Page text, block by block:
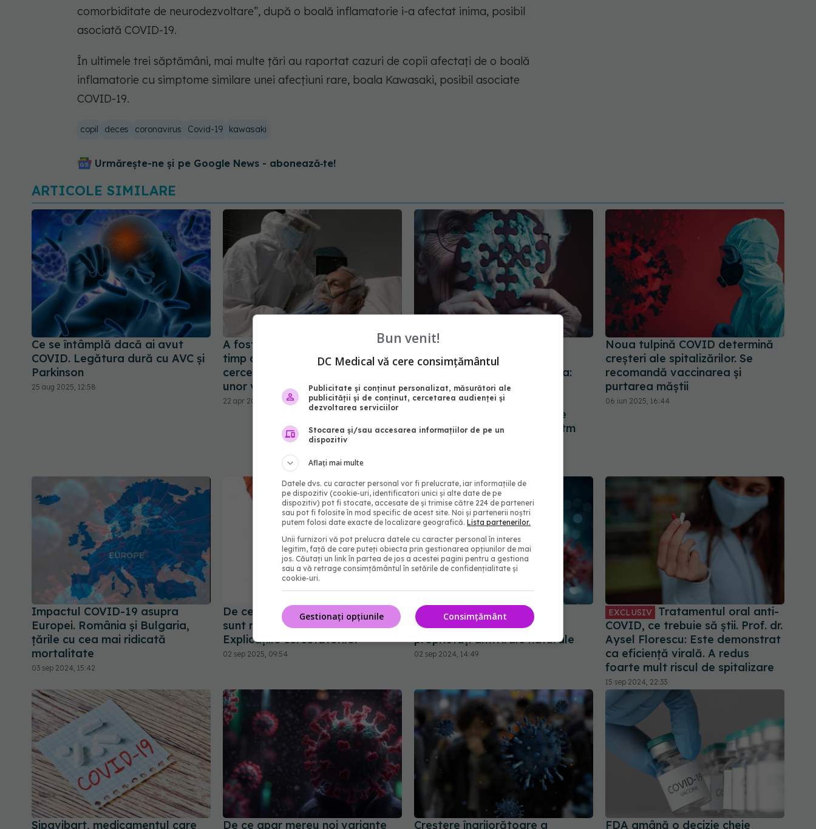
comorbiditate de neurodezvoltare”, după o boală inflamatorie i-a afectat inima, posibil
asociată COVID-19.
În ultimele trei săptămâni, mai multe ţări au raportat cazuri de copii afectaţi de o boală
inflamatorie cu simptome similare unei afecţiuni rare, boala Kawasaki, posibil asociate
COVID-19.
copil deces coronavirus Covid-19 kawasaki
Urmărește-ne și pe Google News - abonează‑te!
ARTICOLE SIMILARE
Ce se întâmplă dacă ai avut
COVID. Legătura dură cu AVC și
Parkinson
25 aug 2025, 12:58
A fost infectat cu coronavirus
timp de 613 zile. Cazul lui a uimit
cercetătorii: Conduce la apariția
unor variante unice, sensibile
22 apr 2024, 08:51
EXCLUSIV
dramatic de pandemia de
COVID. Valentin-Veron Toma:
Sunt mai multe forme de
psihoză, de demență. E o
accelerare a unor fenomene
care păreau să fie într-un ritm
Noua tulpină COVID determină
creșteri ale spitalizărilor. Se
recomandă vaccinarea și
purtarea măștii
06 iun 2025, 16:44
Impactul COVID-19 asupra
Europei. România și Bulgaria,
țările cu cea mai ridicată
mortalitate
03 sep 2024, 15:42
De ce copiii care răcesc mai des
sunt mai protejați de COVID-19.
Explicațiile cercetătorilor
02 sep 2025, 09:54
Suprafețele din lemn reduc
transmiterea COVID. Au
proprietăți antivirale naturale
02 sep 2024, 14:49
EXCLUSIV
Tratamentul oral anti-
COVID, ce trebuie să știi. Prof. dr.
Aysel Florescu: Este demonstrat
ca eficiență virală. A redus
foarte mult riscul de spitalizare
15 sep 2024, 22:33
Sipavibart, medicamentul care
De ce apar mereu noi variante
Creștere îngrijorătoare a
FDA amână o decizie cheie
Bun venit!
DC Medical vă cere consimțământul
Publicitate și conținut personalizat, măsurători ale
publicității și de conținut, cercetarea audienței și
dezvoltarea serviciilor
Stocarea și/sau accesarea informațiilor de pe un
dispozitiv
Aflați mai multe
Datele dvs. cu caracter personal vor fi prelucrate, iar informațiile de
pe dispozitiv (cookie-uri, identificatori unici și alte date de pe
dispozitiv) pot fi stocate, accesate de și trimise către 224 de parteneri
sau pot fi folosite în mod specific de acest site. Noi și partenerii noștri
putem folosi date exacte de localizare geografică. Lista partenerilor.
Unii furnizori vă pot prelucra datele cu caracter personal în interes
legitim, față de care puteți obiecta prin gestionarea opțiunilor de mai
jos. Căutați un link în partea de jos a acestei pagini pentru a gestiona
sau a vă retrage consimțământul în setările de confidențialitate și
cookie-uri.
Consimțământ
Gestionați opțiunile